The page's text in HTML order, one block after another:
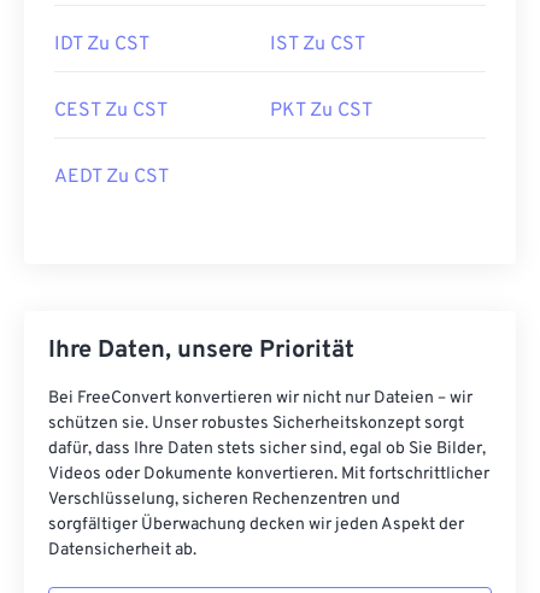
IDT Zu CST IST Zu CST
CEST Zu CST PKT Zu CST
AEDT Zu CST
Ihre Daten, unsere Priorität
Bei FreeConvert konvertieren wir nicht nur Dateien – wir
schützen sie. Unser robustes Sicherheitskonzept sorgt
dafür, dass Ihre Daten stets sicher sind, egal ob Sie Bilder,
Videos oder Dokumente konvertieren. Mit fortschrittlicher
Verschlüsselung, sicheren Rechenzentren und
sorgfältiger Überwachung decken wir jeden Aspekt der
Datensicherheit ab.